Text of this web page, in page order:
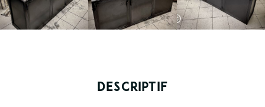
DESCRIPTIF